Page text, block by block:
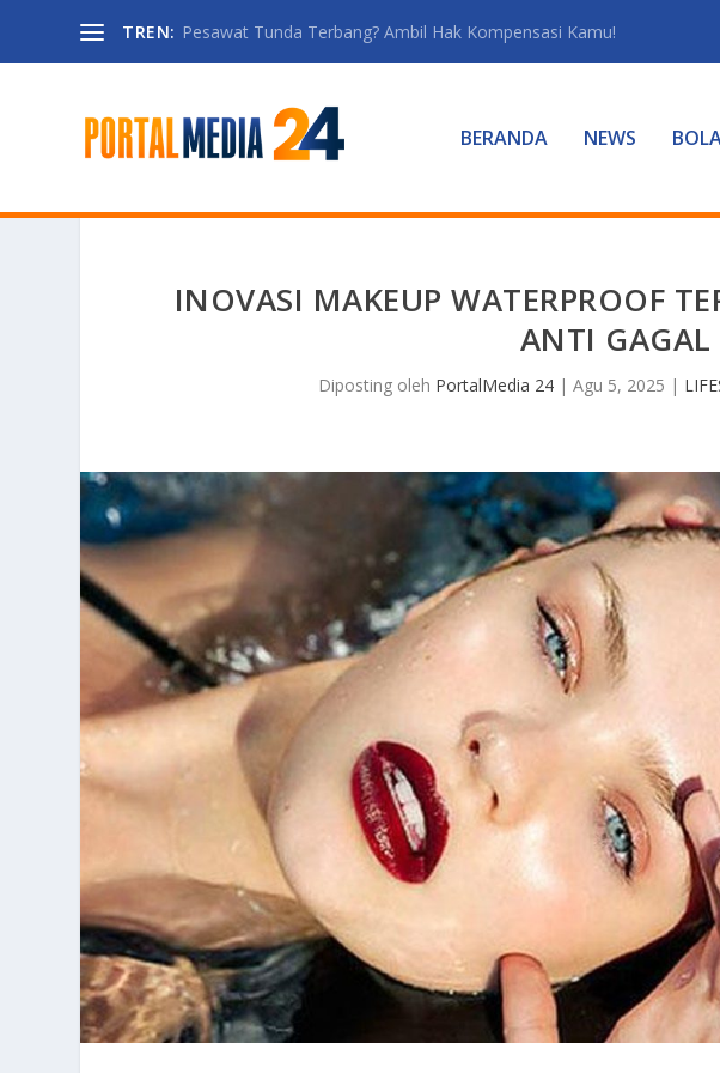
TREN: Pesawat Tunda Terbang? Ambil Hak Kompensasi Kamu!
BERANDA NEWS
INOVASI MAKEUP WATERPROOF
ANTI GAGAL
Diposting oleh PortalMedia 24 |Agu 5, 2025 |